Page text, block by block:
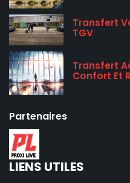
Transfert
TGV
Transfert
Confort Et
Partenaires
LIENS UTILES